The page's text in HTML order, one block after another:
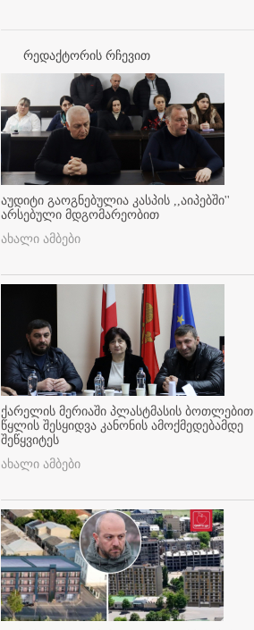
რედაქტორის რჩევით
აუდიტი გაოგნებულია კასპის ,,აიპებში''
არსებული მდგომარეობით
ახალი ამბები
ქარელის მერიაში პლასტმასის ბოთლებით
წყლის შესყიდვა კანონის ამოქმედებამდე
შეწყვიტეს
ახალი ამბები